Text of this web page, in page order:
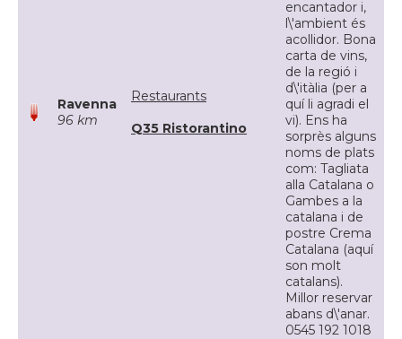
Ravenna
96 km
Restaurants
Q35 Ristorantino
encantador i,
l\'ambient és
acollidor. Bona
carta de vins,
de la regió i
d\'itàlia (per a
quí li agradi el
vi). Ens ha
sorprès alguns
noms de plats
com: Tagliata
alla Catalana o
Gambes a la
catalana i de
postre Crema
Catalana (aquí
son molt
catalans).
Millor reservar
abans d\'anar.
0545 192 1018